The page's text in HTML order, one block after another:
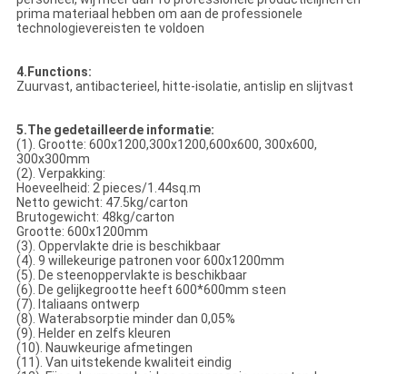
prima materiaal hebben om aan de professionele
technologievereisten te voldoen
4.Functions:
Zuurvast, antibacterieel, hitte-isolatie, antislip en slijtvast
5.The gedetailleerde informatie:
(1). Grootte: 600x1200,300x1200,600x600, 300x600,
300x300mm
(2). Verpakking:
Hoeveelheid: 2 pieces/1.44sq.m
Netto gewicht: 47.5kg/carton
Brutogewicht: 48kg/carton
Grootte: 600x1200mm
(3). Oppervlakte drie is beschikbaar
(4). 9 willekeurige patronen voor 600x1200mm
(5). De steenoppervlakte is beschikbaar
(6). De gelijkegrootte heeft 600*600mm steen
(7). Italiaans ontwerp
(8). Waterabsorptie minder dan 0,05%
(9). Helder en zelfs kleuren
(10). Nauwkeurige afmetingen
(11). Van uitstekende kwaliteit eindig